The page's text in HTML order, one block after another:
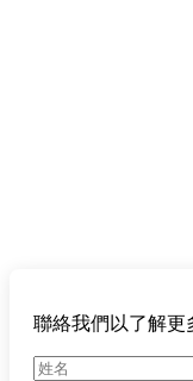
聯絡我們以了解更